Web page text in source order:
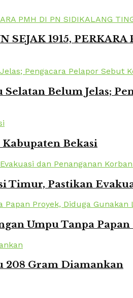
1915,
Belum Jelas;
Bekasi
Timur, Pastikan
Umpu Tanpa
208 Gram Diamankan